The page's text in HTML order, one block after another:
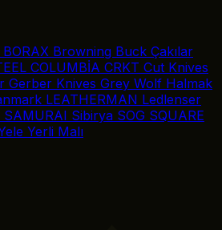
BORAX Browning Buck Çakılar
COLUMBİA CRKT Cut Knives
Gerber Knives Grey Wolf Halmak
LEATHERMAN Ledlenser
SAMURAI Sibirya SOG SQUARE
Yerli Malı